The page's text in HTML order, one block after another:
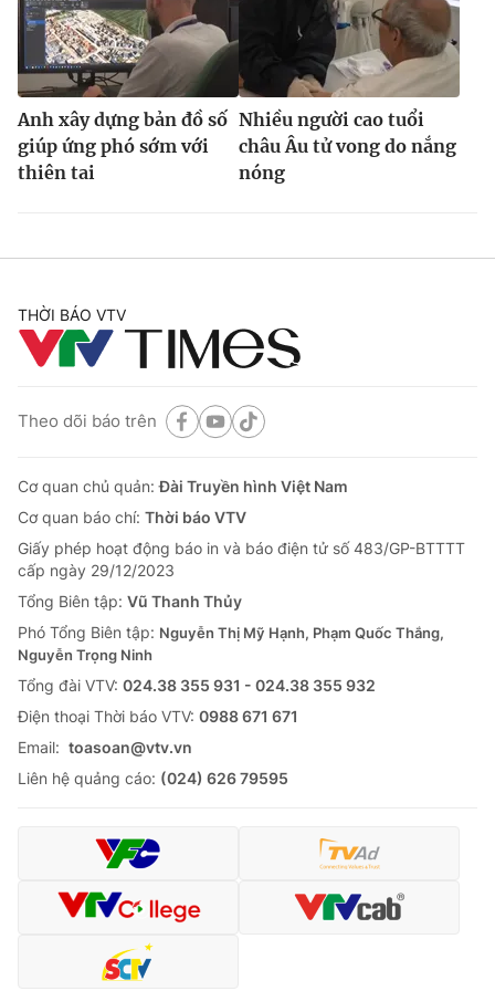
Anh xây dựng bản đồ số
giúp ứng phó sớm với
thiên tai
Nhiều người cao tuổi
châu Âu tử vong do nắng
nóng
THỜI BÁO VTV
Theo dõi báo trên
Cơ quan chủ quản:Đài Truyền hình Việt Nam
Cơ quan báo chí: Thời báo VTV
Giấy phép hoạt động báo in và báo điện tử số 483/GP-BTTTT
cấp ngày 29/12/2023
Tổng Biên tập: Vũ Thanh Thủy
Phó Tổng Biên tập: Nguyễn Thị Mỹ Hạnh, Phạm Quốc Thắng,
Nguyễn Trọng Ninh
Tổng đài VTV: 024.38 355 931 - 024.38 355 932
Ðiện thoại Thời báo VTV: 0988 671 671
Email: toasoan@vtv.vn
Liên hệ quảng cáo: (024) 626 79595